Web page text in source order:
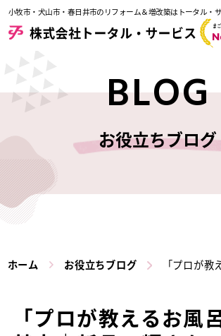
小牧市・犬山市・春日井市のリフォーム＆増改築はトータル・
BLOG
お役立ちブログ
ホーム お役立ちブログ 「プロが
「プロが教えるお風